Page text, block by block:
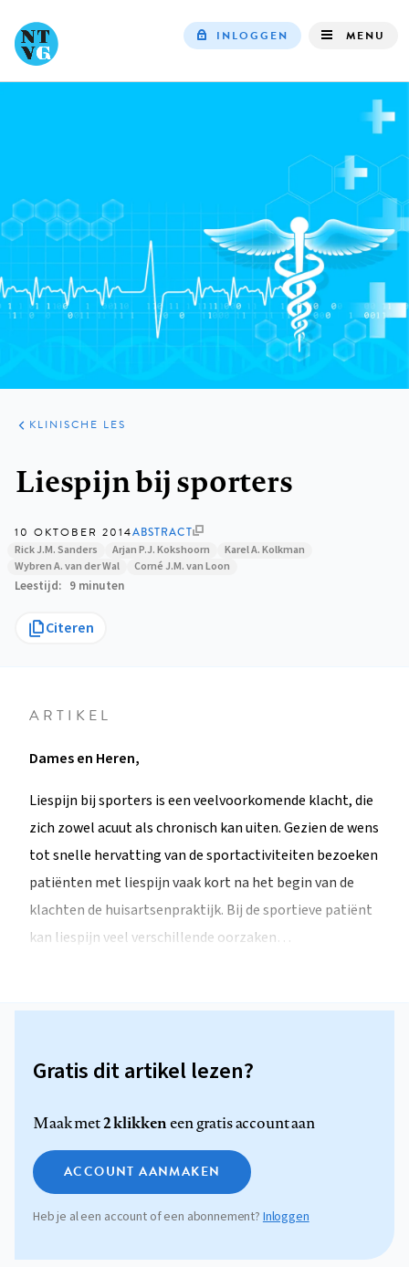
navigation
INLOGGEN MENU
ARTIKELEN
PRAKTIJK
KLINISCHE LES
Liespijn bij sporters
10 OKTOBER 2014ABSTRACT
Rick J.M. Sanders
Arjan P.J. Kokshoorn
Karel A. Kolkman
Wybren A. van der Wal
Corné J.M. van Loon
Leestijd 9 minuten
Citeren
ARTIKEL
Dames en Heren,
Liespijn bij sporters is een veelvoorkomende klacht, die
zich zowel acuut als chronisch kan uiten. Gezien de wens
tot snelle hervatting van de sportactiviteiten bezoeken
patiënten met liespijn vaak kort na het begin van de
klachten de huisartsenpraktijk. Bij de sportieve patiënt
kan liespijn veel verschillende oorzaken…
Gratis dit artikel lezen?
Maak met2 klikkeneen gratis account aan
ACCOUNT AANMAKEN
Heb je al een account of een abonnement? Inloggen